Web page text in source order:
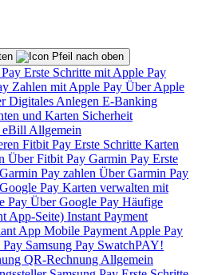
Erste Schritte mit Apple Pay
Zahlen mit Apple Pay Über Apple
Digitales Anlegen E-Banking
und Karten Sicherheit
eBill Allgemein
Fitbit Pay Erste Schritte Karten
Über Fitbit Pay Garmin Pay Erste
Pay zahlen Über Garmin Pay
Pay Karten verwalten mit
Pay Über Google Pay Häufige
App-Seite) Instant Payment
App Mobile Payment Apple Pay
Pay Samsung Pay SwatchPAY!
QR-Rechnung Allgemein